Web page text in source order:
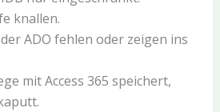
knallen.
ADO fehlen oder zeigen ins
mit Access 365 speichert,